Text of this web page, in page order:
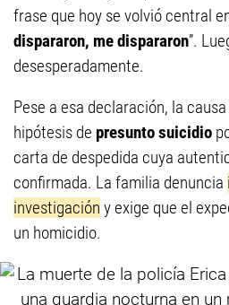
frase que hoy se volvió central
dispararon, me dispararon”.
desesperadamente.
Pese a esa declaración, la
hipótesis de presunto suicidio
carta de despedida cuya
confirmada. La familia denuncia
investigación y exige que el
un homicidio.